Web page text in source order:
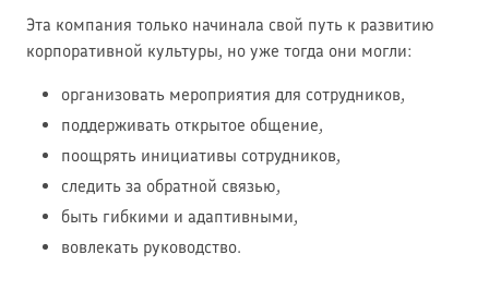
Эта компания только начинала свой путь к развитию
корпоративной культуры, но уже тогда они могли:
организовать мероприятия для сотрудников,
поддерживать открытое общение,
поощрять инициативы сотрудников,
следить за обратной связью,
быть гибкими и адаптивными,
вовлекать руководство.